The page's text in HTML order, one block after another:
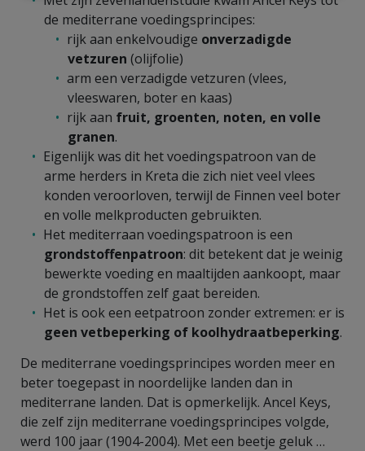
de mediterrane voedingsprincipes:
rijk aan enkelvoudige onverzadigde
vetzuren (olijfolie)
arm een verzadigde vetzuren (vlees,
vleeswaren, boter en kaas)
rijk aan fruit, groenten, noten, en volle
granen.
Eigenlijk was dit het voedingspatroon van de
arme herders in Kreta die zich niet veel vlees
konden veroorloven, terwijl de Finnen veel boter
en volle melkproducten gebruikten.
Het mediterraan voedingspatroon is een
grondstoffenpatroon: dit betekent dat je weinig
bewerkte voeding en maaltijden aankoopt, maar
de grondstoffen zelf gaat bereiden.
Het is ook een eetpatroon zonder extremen: er is
geen vetbeperking of koolhydraatbeperking.
De mediterrane voedingsprincipes worden meer en
beter toegepast in noordelijke landen dan in
mediterrane landen. Dat is opmerkelijk. Ancel Keys,
die zelf zijn mediterrane voedingsprincipes volgde,
werd 100 jaar (1904-2004). Met een beetje geluk …